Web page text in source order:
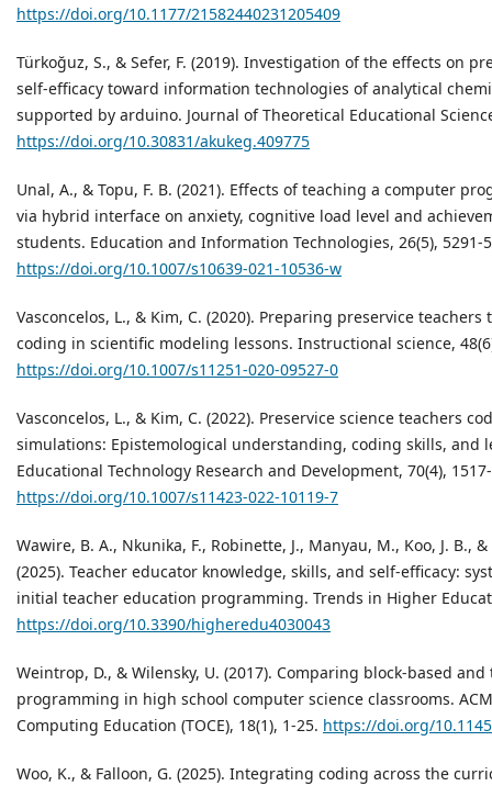
https://doi.org/10.1177/21582440231205409
Türkoğuz, S., & Sefer, F. (2019). Investigation of the effects on
self-efficacy toward information technologies of analytical
supported by arduino. Journal of Theoretical Educational
https://doi.org/10.30831/akukeg.409775
Unal, A., & Topu, F. B. (2021). Effects of teaching a computer
via hybrid interface on anxiety, cognitive load level and
students. Education and Information Technologies, 26(5), 5291-
https://doi.org/10.1007/s10639-021-10536-w
Vasconcelos, L., & Kim, C. (2020). Preparing preservice teachers
coding in scientific modeling lessons. Instructional science,
https://doi.org/10.1007/s11251-020-09527-0
Vasconcelos, L., & Kim, C. (2022). Preservice science teachers
simulations: Epistemological understanding, coding skills, and
Educational Technology Research and Development, 70(4),
https://doi.org/10.1007/s11423-022-10119-7
Wawire, B. A., Nkunika, F., Robinette, J., Manyau, M., Koo, J. B.,
(2025). Teacher educator knowledge, skills, and self-efficacy:
initial teacher education programming. Trends in Higher
https://doi.org/10.3390/higheredu4030043
Weintrop, D., & Wilensky, U. (2017). Comparing block-based
programming in high school computer science classrooms.
Computing Education (TOCE), 18(1), 1-25. https://doi.org/
Woo, K., & Falloon, G. (2025). Integrating coding across the